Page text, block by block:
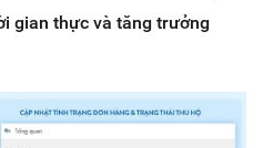
gian thực và tăng trưởng